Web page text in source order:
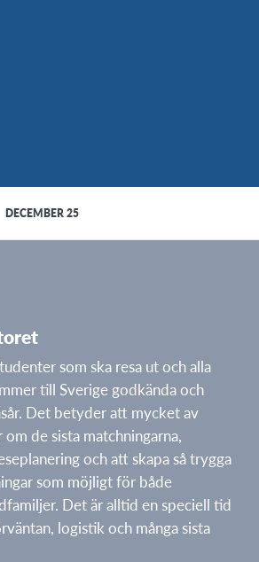
DECEMBER 25
som ska resa ut och alla
till Sverige godkända och
Det betyder att mycket av
de sista matchningarna,
och att skapa så trygga
som möjligt för både
Det är alltid en speciell tid
logistik och många sista